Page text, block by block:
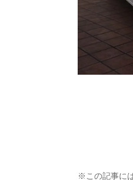
※この記事に